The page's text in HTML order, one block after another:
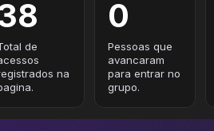
de
na
0
Pessoas que
avancaram
para entrar no
grupo.